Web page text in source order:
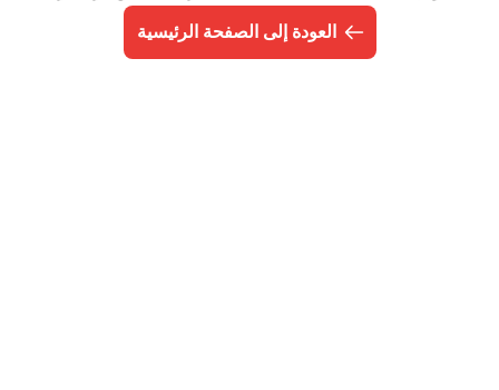
العودة إلى الصفحة الرئيسية